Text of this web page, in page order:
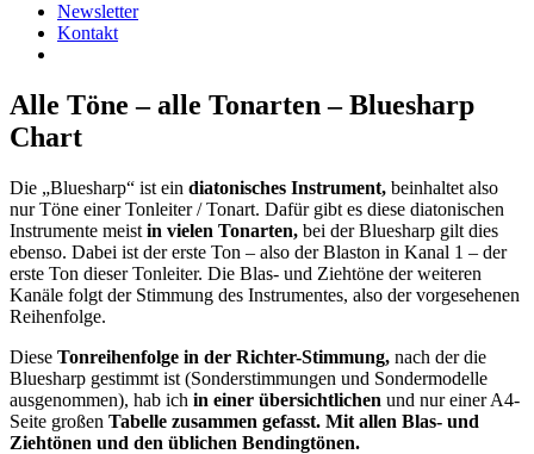
Newsletter
Kontakt
Alle Töne – alle Tonarten – Bluesharp
Chart
Die „Bluesharp“ ist ein diatonisches Instrument, beinhaltet also
nur Töne einer Tonleiter / Tonart. Dafür gibt es diese diatonischen
Instrumente meist in vielen Tonarten, bei der Bluesharp gilt dies
ebenso. Dabei ist der erste Ton – also der Blaston in Kanal 1 – der
erste Ton dieser Tonleiter. Die Blas- und Ziehtöne der weiteren
Kanäle folgt der Stimmung des Instrumentes, also der vorgesehenen
Reihenfolge.
Diese Tonreihenfolge in der Richter-Stimmung, nach der die
Bluesharp gestimmt ist (Sonderstimmungen und Sondermodelle
ausgenommen), hab ich in einer übersichtlichen und nur einer A4-
Seite großen Tabelle zusammen gefasst. Mit allen Blas- und
Ziehtönen und den üblichen Bendingtönen.